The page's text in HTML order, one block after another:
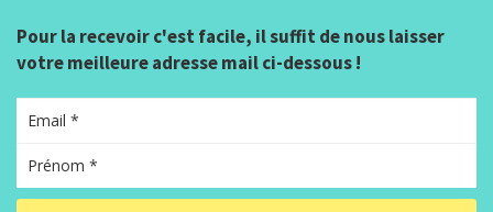
Pour la recevoir c'est facile, il suffit de nous laisser
votre meilleure adresse mail ci-dessous !